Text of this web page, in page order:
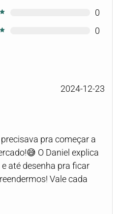
0
0
2024-12-23
pra começar a
O Daniel explica
até desenha pra ficar
Vale cada